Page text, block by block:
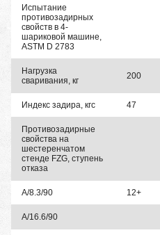
Испытание
противозадирных
свойств в 4-
шариковой машине,
ASTM D 2783
Нагрузка
сваривания, кг
200
Индекс задира, кгс 47
Противозадирные
свойства на
шестеренчатом
стенде FZG, ступень
отказа
A/8.3/90 12+
A/16.6/90